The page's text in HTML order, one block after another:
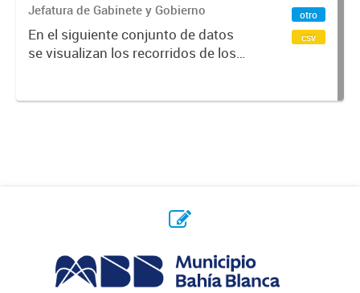
Jefatura de Gabinete y Gobierno
En el siguiente conjunto de datos
se visualizan los recorridos de los
otro
csv